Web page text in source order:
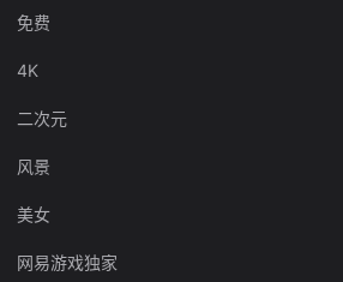
免费
4K
二次元
风景
美女
网易游戏独家